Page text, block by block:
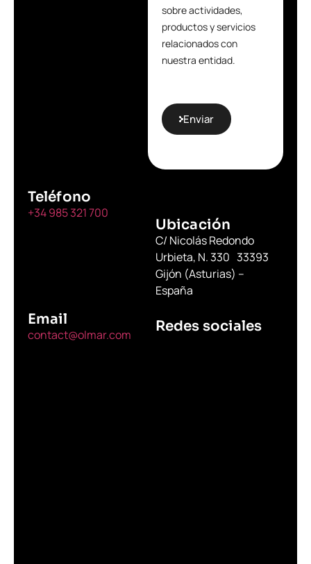
Teléfono
+34 985 321 700
Ubicación
C/ Nicolás Redondo
Urbieta, N. 330 33393
Gijón (Asturias) –
España
Email
contact@olmar.com Redes sociales
sobre actividades,
productos y servicios
relacionados con
nuestra entidad.
Enviar